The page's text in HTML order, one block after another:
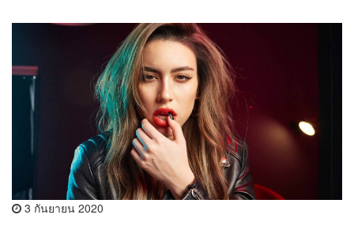
3 กันยายน 2020